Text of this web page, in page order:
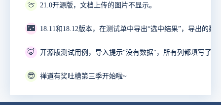
🍈 21.0开源版，文档上传的图片不显示。
🌃 18.11和18.12版本，在测试单中导出“选中结果”，导出的数
🦊 开源版测试用例，导入提示"没有数据"，所有列都填写了。
😎 禅道有奖吐槽第三季开始啦~